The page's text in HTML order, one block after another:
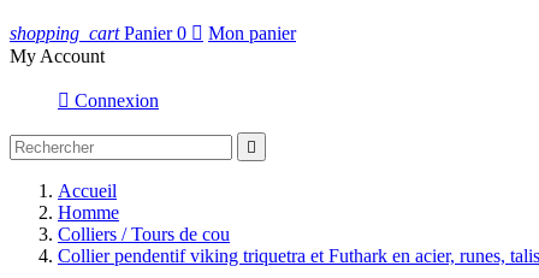
shopping_cart Panier 0  Mon panier
My Account
 Connexion

Accueil
Homme
Colliers / Tours de cou
Collier pendentif viking triquetra et Futhark en acier, runes,